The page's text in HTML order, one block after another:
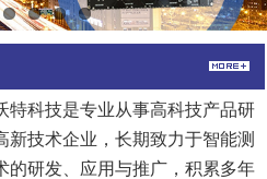
科技是专业从事高科技产品研
新技术企业，长期致力于智能测
的研发、应用与推广，积累多年